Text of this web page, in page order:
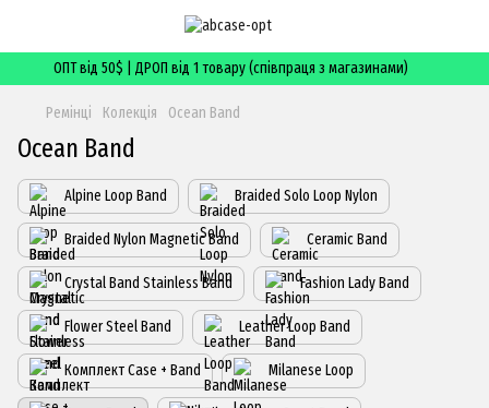
ОПТ від 50$ | ДРОП від 1 товару (співпраця з магазинами)
Ремінці Колекція Ocean Band
Ocean Band
Alpine Loop Band Braided Solo Loop Nylon
Braided Nylon Magnetic Band Ceramic Band
Crystal Band Stainless Band Fashion Lady Band
Flower Steel Band Leather Loop Band
Комплект Case + Band Milanese Loop